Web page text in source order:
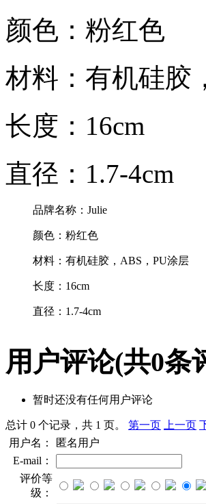
颜色：粉红色
材料：有机硅胶
长度：16cm
直径：1.7-4cm
品牌名称：Julie
颜色：粉红色
材料：有机硅胶，ABS，PU涂层
长度：16cm
直径：1.7-4cm
用户评论(共0条
暂时还没有任何用户评论
总计 0 个记录，共 1 页。 第一页 上一页
用户名：
匿名用户
E-mail：
评价等
级：